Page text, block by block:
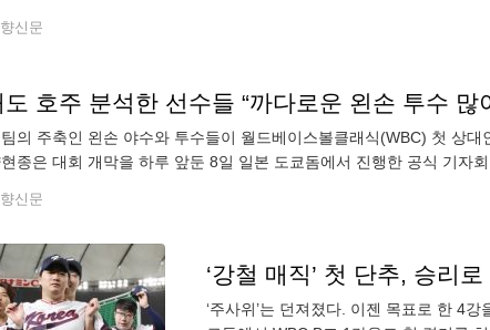
신문
호주 분석한 선수들 “까다로운 왼손 투수 많
의 주축인 왼손 야수와 투수들이 월드베이스볼클래식(WBC) 첫 상
종은 대회 개막을 하루 앞둔 8일 일본 도쿄돔에서 진행한 공식 기자
신문
‘강철 매직’ 첫 단추, 승리
‘주사위’는 던져졌다. 이젠 목표로 한 4